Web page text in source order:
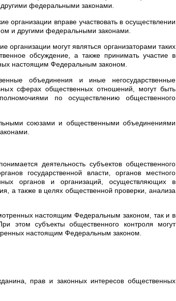
федеральными законами.
вправе участвовать в осуществлении
и другими федеральными законами.
могут являться организаторами таких
обсуждение, а также принимать участие в
настоящим Федеральным законом.
объединения и иные негосударственные
сферах общественных отношений, могут быть
по осуществлению общественного
союзами и общественными объединениями
деятельность субъектов общественного
государственной власти, органов местного
органов и организаций, осуществляющих в
а также в целях общественной проверки, анализа
настоящим Федеральным законом, так и в
этом субъекты общественного контроля могут
настоящим Федеральным законом.
прав и законных интересов общественных